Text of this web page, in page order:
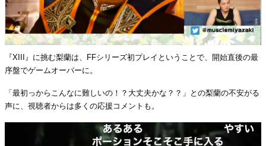
『XIII』に挑む梨蘭は、FFシリーズ初プレイということで、開始直後の最
序盤でゲームオーバーに。
「最初っからこんなに難しいの！？大丈夫かな？？」との梨蘭の不安がる
声に、視聴者からは多くの応援コメントも。